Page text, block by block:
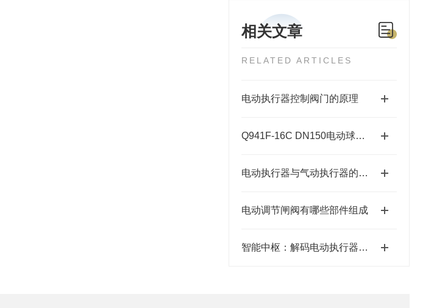
相关文章
RELATED ARTICLES
电动执行器控制阀门的原理
Q941F-16C DN150电动球阀安装指南
电动执行器与气动执行器的不同
电动调节闸阀有哪些部件组成
智能中枢：解码电动执行器控制板的奥秘